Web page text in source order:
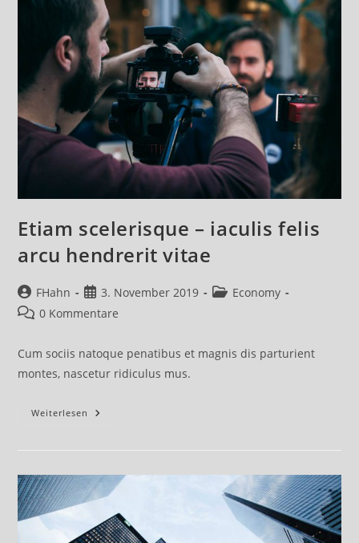
Etiam scelerisque – iaculis felis
arcu hendrerit vitae
Beitrags-
Autor:
FHahn
Beitrag
veröffentlicht:
3. November 2019
Beitrags-
Economy
Beitrags-
0 Kommentare
Cum sociis natoque penatibus et magnis dis parturient
montes, nascetur ridiculus mus.
Weiterlesen Etiam
Hendrerit
Vitae